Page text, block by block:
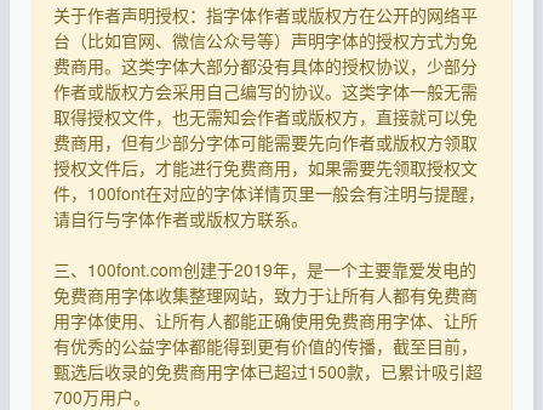
关于作者声明授权：指字体作者或版权方在公开的网络平
台（比如官网、微信公众号等）声明字体的授权方式为免
费商用。这类字体大部分都没有具体的授权协议，少部分
作者或版权方会采用自己编写的协议。这类字体一般无需
取得授权文件，也无需知会作者或版权方，直接就可以免
费商用，但有少部分字体可能需要先向作者或版权方领取
授权文件后，才能进行免费商用，如果需要先领取授权文
件，100font在对应的字体详情页里一般会有注明与提醒，
请自行与字体作者或版权方联系。
三、100font.com创建于2019年，是一个主要靠爱发电的
免费商用字体收集整理网站，致力于让所有人都有免费商
用字体使用、让所有人都能正确使用免费商用字体、让所
有优秀的公益字体都能得到更有价值的传播，截至目前，
甄选后收录的免费商用字体已超过1500款，已累计吸引超
700万用户。